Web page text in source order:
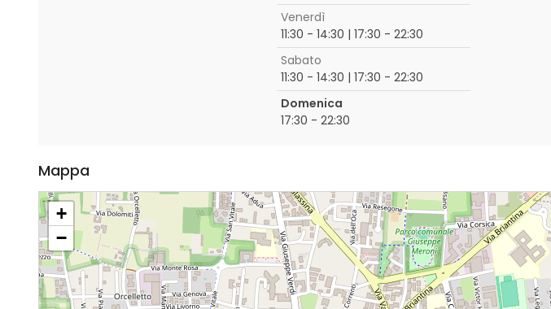
Venerdì
11:30 - 14:30 | 17:30 - 22:30
Sabato
11:30 - 14:30 | 17:30 - 22:30
Domenica
17:30 - 22:30
Mappa
+
−